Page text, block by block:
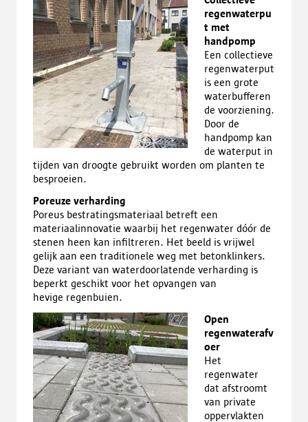
regenwaterpu
t met
handpomp
Een collectieve
regenwaterput
is een grote
waterbufferen
de voorziening.
Door de
handpomp kan
de waterput in
tijden van droogte gebruikt worden om planten te
besproeien.
Poreuze verharding
Poreus bestratingsmateriaal betreft een
materiaalinnovatie waarbij het regenwater dóór de
stenen heen kan infiltreren. Het beeld is vrijwel
gelijk aan een traditionele weg met betonklinkers.
Deze variant van waterdoorlatende verharding is
beperkt geschikt voor het opvangen van
hevige regenbuien.
Open
regenwaterafv
oer
Het
regenwater
dat afstroomt
van private
oppervlakten